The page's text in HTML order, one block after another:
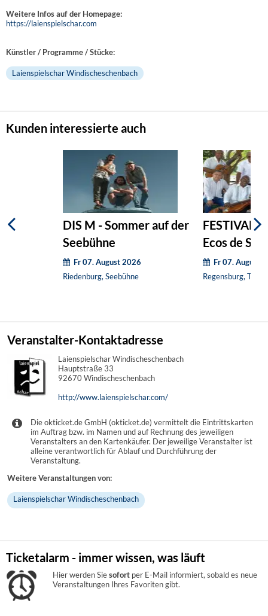
Weitere Infos auf der Homepage:
https://laienspielschar.com
Künstler / Programme / Stücke:
Laienspielschar Windischeschenbach
Kunden interessierte auch
DIS M - Sommer auf der
Seebühne
Fr 07. August 2026
Riedenburg, Seebühne
FESTIVAL
Ecos de
Fr 07. August
Regensburg,
Veranstalter-Kontaktadresse
Laienspielschar Windischeschenbach
Hauptstraße 33
92670 Windischeschenbach
http://www.laienspielschar.com/
Die okticket.de GmbH (okticket.de) vermittelt die Eintrittskarten
im Auftrag bzw. im Namen und auf Rechnung des jeweiligen
Veranstalters an den Kartenkäufer. Der jeweilige Veranstalter ist
alleine verantwortlich für Ablauf und Durchführung der
Veranstaltung.
Weitere Veranstaltungen von:
Laienspielschar Windischeschenbach
Ticketalarm - immer wissen, was läuft
Hier werden Siesofort per E-Mail informiert, sobald es neue
Veranstaltungen Ihres Favoriten gibt.